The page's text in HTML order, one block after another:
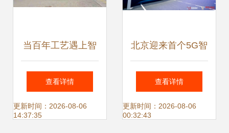
当百年工艺遇上智
能制造 福田康明斯
到访珞石机器人北
查看详情
更新时间：2026-08-06
14:37:35
北京迎来首个5G智
能物流园区，网络
技术服务引领智慧
查看详情
更新时间：2026-08-06
00:32:43